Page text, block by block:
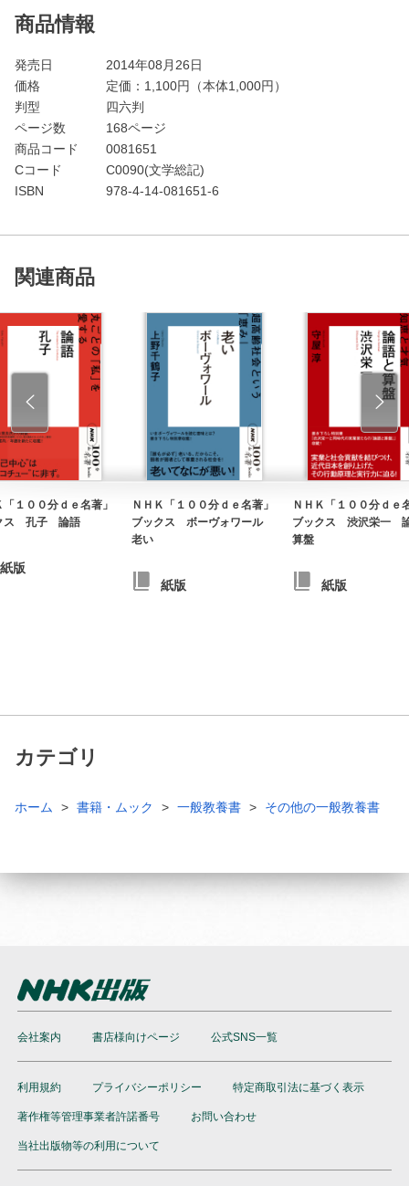
商品情報
発売日
2014年08月26日
価格
定価： 1,100円（本体1,000円）
判型
四六判
ページ数
168ページ
商品コード
0081651
Cコード
C0090(文学総記)
ISBN
978-4-14-081651-6
関連商品
１００分ｄｅ名著」
ス 孔子 論語
紙版
ＮＨＫ「１００分ｄｅ名著」
ブックス ボーヴォワール
老い
紙版
ＮＨＫ「１００分ｄｅ
ブックス 渋沢栄一
算盤
紙版
カテゴリ
ホーム 書籍・ムック 一般教養書 その他の一般教養書
会社案内 書店様向けページ 公式SNS一覧
利用規約 プライバシーポリシー 特定商取引法に基づく表示
著作権等管理事業者許諾番号 お問い合わせ
当社出版物等の利用について